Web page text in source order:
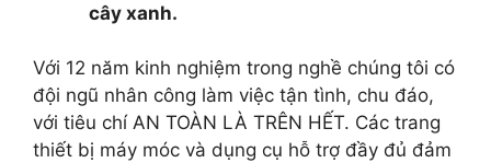
cây xanh.
Với 12 năm kinh nghiệm trong nghề chúng tôi có
đội ngũ nhân công làm việc tận tình, chu đáo,
với tiêu chí AN TOÀN LÀ TRÊN HẾT. Các trang
thiết bị máy móc và dụng cụ hỗ trợ đầy đủ đảm